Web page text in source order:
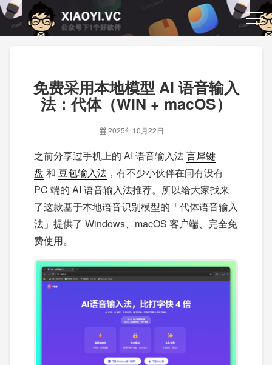
免费采用本地模型 AI 语音输入
法：代体（WIN + macOS）
2025年10月22日
之前分享过手机上的 AI 语音输入法言犀键
盘 和 豆包输入法 ，有不少小伙伴在问有没有
PC 端的 AI 语音输入法推荐。所以给大家找来
了这款基于本地语音识别模型的「代体语音输入
法」提供了 Windows、macOS 客户端、完全免
费使用。